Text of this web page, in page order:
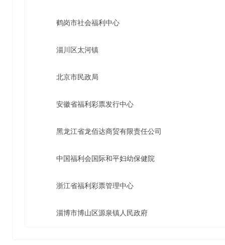
鹤岗市社会福利中心
淄川区太河镇
北京市民政局
安徽省福利彩票发行中心
黑龙江省龙佰达商贸有限责任公司
中国福利会国际和平妇幼保健院
浙江省福利彩票管理中心
淄博市博山区源泉镇人民政府